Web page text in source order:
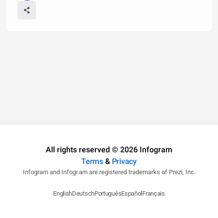
All rights reserved © 2026 Infogram
Terms& Privacy
Infogram and Infogr.am are registered trademarks of Prezi, Inc.
EnglishDeutschPortuguêsEspañol Français